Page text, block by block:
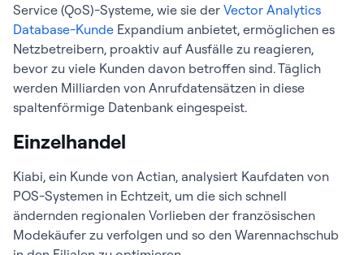
Service (QoS)-Systeme, wie sie der Vector Analytics
Database-Kunde Expandium anbietet, ermöglichen es
Netzbetreibern, proaktiv auf Ausfälle zu reagieren,
bevor zu viele Kunden davon betroffen sind. Täglich
werden Milliarden von Anrufdatensätzen in diese
spaltenförmige Datenbank eingespeist.
Einzelhandel
Kiabi, ein Kunde von Actian, analysiert Kaufdaten von
POS-Systemen in Echtzeit, um die sich schnell
ändernden regionalen Vorlieben der französischen
Modekäufer zu verfolgen und so den Warennachschub